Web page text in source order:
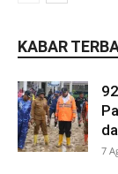
KABAR
7